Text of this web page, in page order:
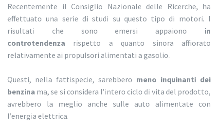
Recentemente il Consiglio Nazionale delle Ricerche, ha
effettuato una serie di studi su questo tipo di motori. I
risultati che sono emersi appaiono in
controtendenza rispetto a quanto sinora affiorato
relativamente ai propulsori alimentati a gasolio.
Questi, nella fattispecie, sarebbero meno inquinanti dei
benzina ma, se si considera l’intero ciclo di vita del prodotto,
avrebbero la meglio anche sulle auto alimentate con
l’energia elettrica.